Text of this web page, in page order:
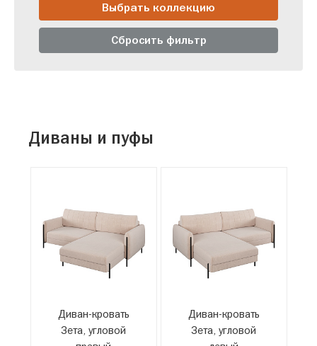
Сбросить фильтр
Выбрать коллекцию
Диваны и пуфы
Диван-кровать
Зета, угловой
Диван-кровать
Зета, угловой